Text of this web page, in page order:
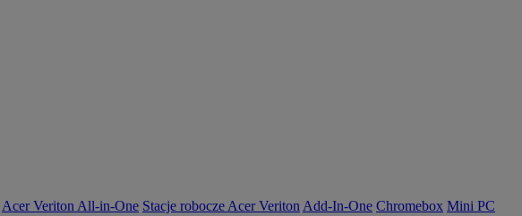
Acer Veriton All-in-One Stacje robocze Acer Veriton Add-In-One Chromebox Mini PC